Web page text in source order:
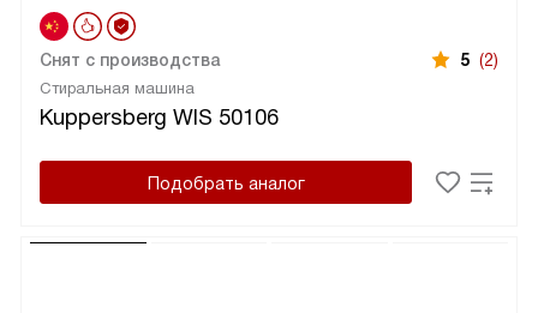
Стиральная машина
Kuppersberg WIS 50106
Снят с производства 5 (2)
Подобрать аналог